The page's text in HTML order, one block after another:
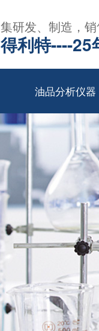
集研发、制造，
得利特----25
油品分析仪器